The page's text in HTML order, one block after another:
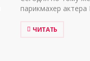
парикмахер актера
ЧИТАТЬ